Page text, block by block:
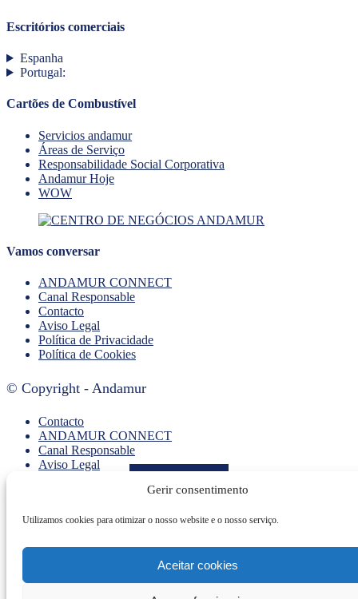
Gerir consentimento
Utilizamos cookies para otimizar o nosso website e o nosso serviço.
Aceitar cookies
Ver tudo
Escritórios comerciais
Espanha
Portugal:
Cartões de Combustível
Servicios andamur
Áreas de Serviço
Responsabilidade Social Corporativa
Andamur Hoje
WOW
Vamos conversar
ANDAMUR CONNECT
Canal Responsable
Contacto
Aviso Legal
Política de Privacidade
Política de Cookies
© Copyright - Andamur
Contacto
ANDAMUR CONNECT
Canal Responsable
Aviso Legal